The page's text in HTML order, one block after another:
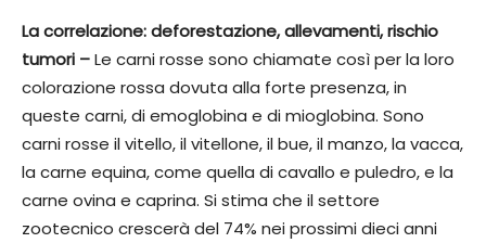
La correlazione: deforestazione, allevamenti, rischio
tumori –Le carni rosse sono chiamate così per la loro
colorazione rossa dovuta alla forte presenza, in
queste carni, di emoglobina e di mioglobina. Sono
carni rosse il vitello, il vitellone, il bue, il manzo, la vacca,
la carne equina, come quella di cavallo e puledro, e la
carne ovina e caprina. Si stima che il settore
zootecnico crescerà del 74% nei prossimi dieci anni